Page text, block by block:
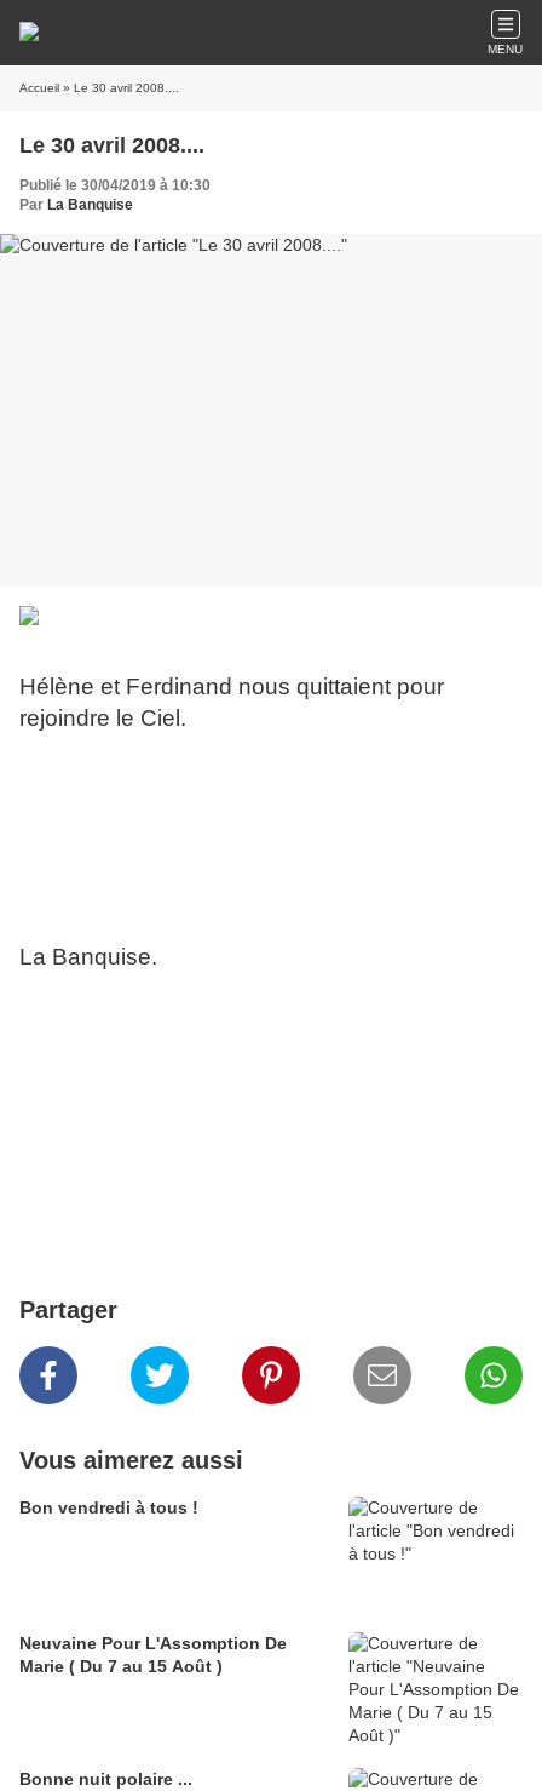
MENU
Accueil » Le 30 avril 2008....
Le 30 avril 2008....
Publié le 30/04/2019 à 10:30
Par La Banquise
Hélène et Ferdinand nous quittaient pour
rejoindre le Ciel.
La Banquise.
Partager
Vous aimerez aussi
Bon vendredi à tous !
Neuvaine Pour L'Assomption De
Marie ( Du 7 au 15 Août )
Bonne nuit polaire ...